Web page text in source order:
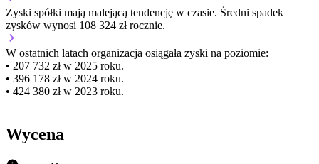
Zyski spółki mają malejącą tendencję w czasie. Średni spadek
zysków wynosi 108 324 zł rocznie.
W ostatnich latach organizacja osiągała zyski na poziomie:
• 207 732 zł w 2025 roku.
• 396 178 zł w 2024 roku.
• 424 380 zł w 2023 roku.
Wycena